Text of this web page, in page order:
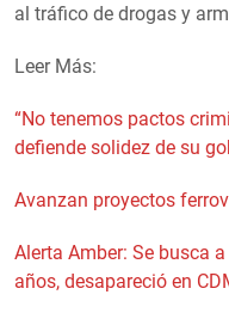
al tráfico de drogas y
Leer Más:
“No tenemos pactos
defiende solidez de su
Avanzan proyectos
Alerta Amber: Se busca
años, desapareció en